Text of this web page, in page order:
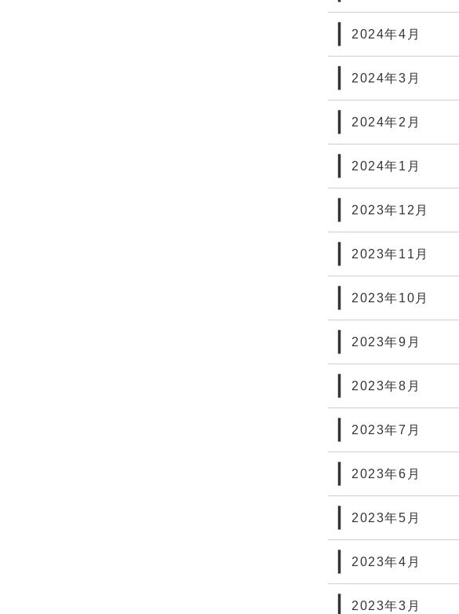
2024年4月
2024年3月
2024年2月
2024年1月
2023年12月
2023年11月
2023年10月
2023年9月
2023年8月
2023年7月
2023年6月
2023年5月
2023年4月
2023年3月